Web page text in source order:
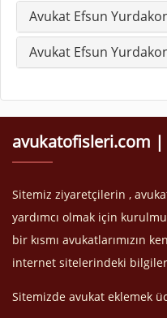
Avukat Efsun
Avukat Efsun
avukatofisleri.com |
Sitemiz ziyaretçilerin ,
yardımcı olmak için
bir kısmı avukatlarımızın
internet sitelerindeki
Sitemizde avukat eklemek